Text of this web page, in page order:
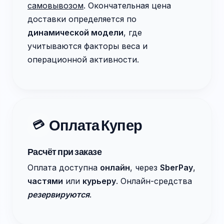
самовывозом. Окончательная цена
доставки определяется по
динамической модели, где
учитываются факторы веса и
операционной активности.
💳 Оплата Купер
Расчёт при заказе
Оплата доступна онлайн, через SberPay,
частями или курьеру. Онлайн-средства
резервируются.